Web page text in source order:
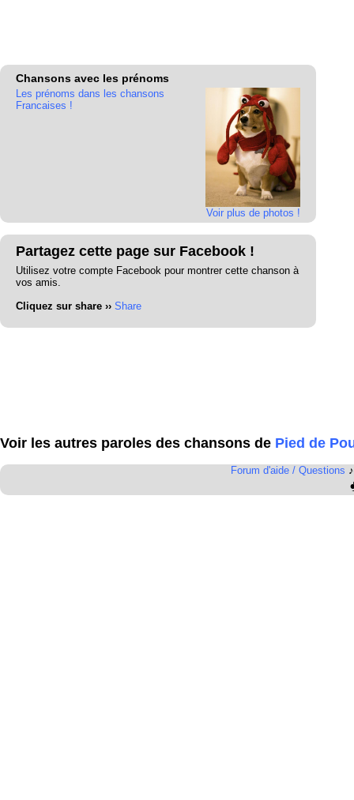
Chansons avec les prénoms
Voir plus de photos !
Les prénoms dans les chansons
Francaises !
Partagez cette page sur Facebook !
Utilisez votre compte Facebook pour montrer cette chanson à
vos amis.
Cliquez sur share ›› Share
Voir les autres paroles des chansons de Pied de
Forum d'aide / Questions